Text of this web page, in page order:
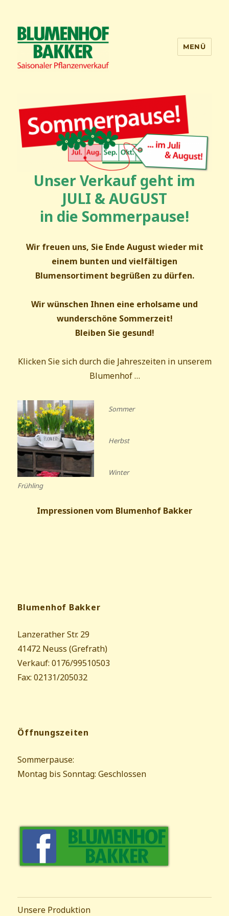
MENÜ
Unser Verkauf geht im
JULI & AUGUST
in die Sommerpause!
Wir freuen uns, Sie Ende August wieder mit
einem bunten und vielfältigen
Blumensortiment begrüßen zu dürfen.
Wir wünschen Ihnen eine erholsame und
wunderschöne Sommerzeit!
Bleiben Sie gesund!
Klicken Sie sich durch die Jahreszeiten in unserem
Blumenhof …
Frühling
Sommer
Herbst
Winter
Impressionen vom Blumenhof Bakker
Blumenhof Bakker
Lanzerather Str. 29
41472 Neuss (Grefrath)
Verkauf: 0176/99510503
Fax: 02131/205032
Öffnungszeiten
Sommerpause:
Montag bis Sonntag: Geschlossen
Unsere Produktion